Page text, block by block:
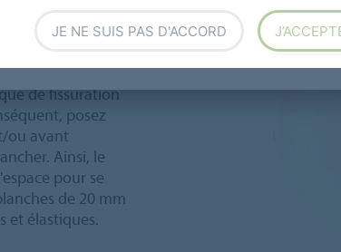
avec
importants
de fissuration
posez
ou avant
Ainsi, le
pour se
de 20 mm
et élastiques.
JE NE SUIS PAS D'ACCORD